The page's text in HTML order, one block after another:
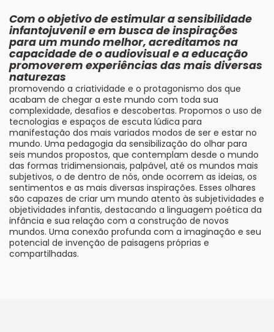
Com o objetivo de estimular a sensibilidade
infantojuvenil e em busca de inspirações
para um mundo melhor, acreditamos na
capacidade de o audiovisual e a educação
promoverem experiências das mais diversas
naturezas
promovendo a criatividade e o protagonismo dos que
acabam de chegar a este mundo com toda sua
complexidade, desafios e descobertas. Propomos o uso de
tecnologias e espaços de escuta lúdica para
manifestação dos mais variados modos de ser e estar no
mundo. Uma pedagogia da sensibilização do olhar para
seis mundos propostos, que contemplam desde o mundo
das formas tridimensionais, palpável, até os mundos mais
subjetivos, o de dentro de nós, onde ocorrem as ideias, os
sentimentos e as mais diversas inspirações. Esses olhares
são capazes de criar um mundo atento às subjetividades e
objetividades infantis, destacando a linguagem poética da
infância e sua relação com a construção de novos
mundos. Uma conexão profunda com a imaginação e seu
potencial de invenção de paisagens próprias e
compartilhadas.